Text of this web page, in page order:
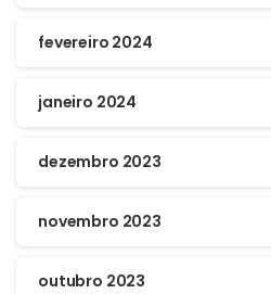
fevereiro 2024
janeiro 2024
dezembro 2023
novembro 2023
outubro 2023